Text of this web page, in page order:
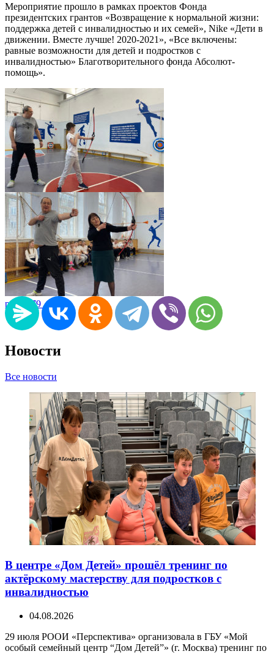
Мероприятие прошло в рамках проектов Фонда
президентских грантов «Возвращение к нормальной жизни:
поддержка детей с инвалидностью и их семей», Nike «Дети в
движении. Вместе лучше! 2020-2021», «Все включены:
равные возможности для детей и подростков с
инвалидностью» Благотворительного фонда Абсолют-
помощь».
pic05179_04
pic05179_05
Новости
Все новости
В центре «Дом Детей» прошёл тренинг по
актёрскому мастерству для подростков с
инвалидностью
04.08.2026
29 июля РООИ «Перспектива» организовала в ГБУ «Мой
особый семейный центр “Дом Детей”» (г. Москва) тренинг по